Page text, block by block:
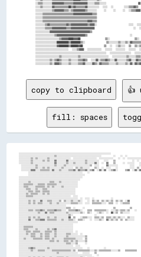
░░▒▒▒▒░░░░░░░░▓▓▓▓▓▓▓▓▓▓▒▒▒▒▒▒▒▒▓▓▓▓▓▓▓▓▓▓▓▓░░░░░░▒▒▒▒░░░░░░
░░░░▒▒░░░░░░░░▓▓▒▒▒▒▒▒▒▒▒▒▒▒██▒▒▓▓▒▒▒▒▒▒▒▒▓▓░░░░░░░░░░  ░░░░  ░░
░░░░░░░░░░░░░░▒▒▓▓▓▓▓▓▓▓▒▒▒▒░░▒▒▓▓▓▓▓▓▓▓▓▓▒▒░░░░░░░░    ░░    ░░    ░░
░░░░░░▒▒▒▒▒▒▒▒▒▒▒▒▒▒▒▒▒▒▒▒▒▒▒▒▒▒▓▓▓▓▓▓▓▓▓▓▓▓▓▓▓▓▒▒▒▒
░░░░░░▒▒▒▒▒▒▒▒▒▒▒▒▒▒▒▒▒▒▒▒▒▒▒▒▒▒▒▒▒▒▒▒▒▒▒▒▒▒▒▒▒▒▒▒▒▒
░░░░░░▒▒▒▒▒▒▒▒▒▒▒▒▒▒▒▒▒▒▒▒▒▒▒▒▒▒▒▒▒▒▒▒▒▒▒▒▒▒▓▓▓▓▒▒▒▒
░░░░░░░░▒▒▓▓▒▒▒▒▒▒▒▒▒▒▒▒▒▒▓▓▒▒▓▓▓▓▓▓▓▓▓▓▓▓▓▓▒▒▓▓▓▓░░                  ░░░░
░░░░░░░░▒▒▒▒▒▒▓▓▓▓▓▓▓▓▓▓▓▓▒▒▒▒▓▓▓▓▓▓▓▓▓▓▓▓▓▓▓▓▓▓▓▓                      ░░
░░░░░░░░░░░░▓▓▓▓▓▓▓▓▓▓▓▓▓▓▓▓▓▓▓▓▓▓▓▓▓▓▓▓▓▓▓▓▓▓▒▒
░░░░░░░░░░░░░░░░▒▒▓▓▓▓▓▓▓▓▓▓▓▓▓▓▓▓▓▓▓▓▓▓▓▓▒▒                        ░░
░░░░░░░░░░░░░░░░░░░░▒▒▓▓▓▓▓▓████▓▓▓▓██              ▒▒░░              ▒▒░░
░░░░░░░░░░░░░░░░░░██████████▒▒████████▒▒░░
░░░░░░░░░░░░░░░░░░▓▓████████▒▒██████▓▓██            ▒▒  ░░  ░░▒▒░░░░  ▒▒
░░░░░░░░░░░░░░░░░░░░░░░░░░░░  ░░░░▒▒▓▓▓▓  ░░░░░░░░░░░░  ░░░░░░  ░░░░░░░░  ░░░░░░
░░░░░░░░░░░░░░░░░░░░▒▒░░░░░░░░░░░░░░▒▒░░░░░░░░░░░░░░░░░░░░░░░░
░░░░░░░░░░░░▒▒░░▒▒▓▓▒▒░░░░░░▒▒░░░░░░▒▒▒▒▓▓▒▒
copy to clipboard 👍
fill: spaces